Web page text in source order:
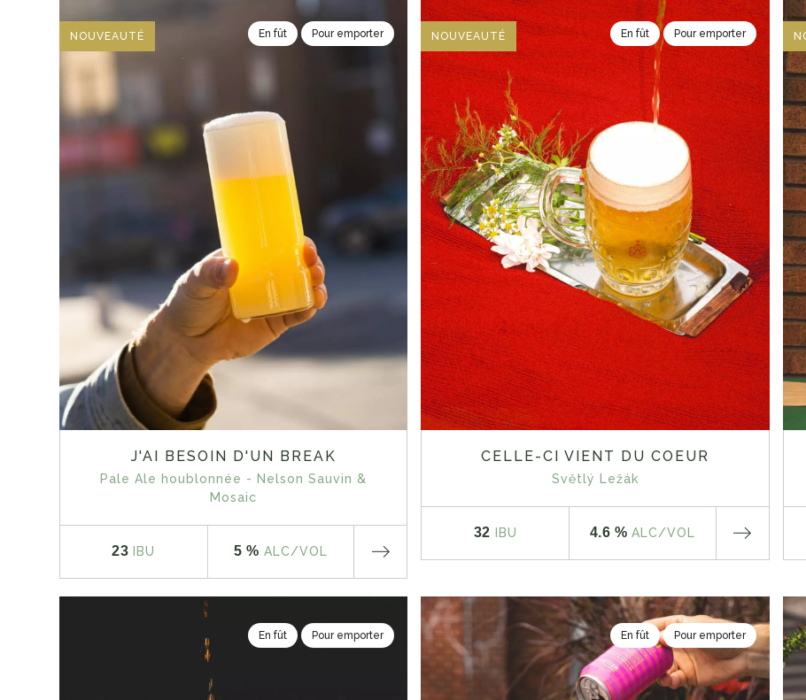
NOUVEAUTÉ En fût Pour emporter
J'AI BESOIN D'UN BREAK
Pale Ale houblonnée - Nelson Sauvin &
Mosaic
23 IBU 5 % ALC/VOL
NOUVEAUTÉ En fût Pour emporter
CELLE-CI VIENT DU COEUR
Světlý Ležák
32 IBU 4.6 % ALC/VOL
En fût Pour emporter En fût Pour emporter